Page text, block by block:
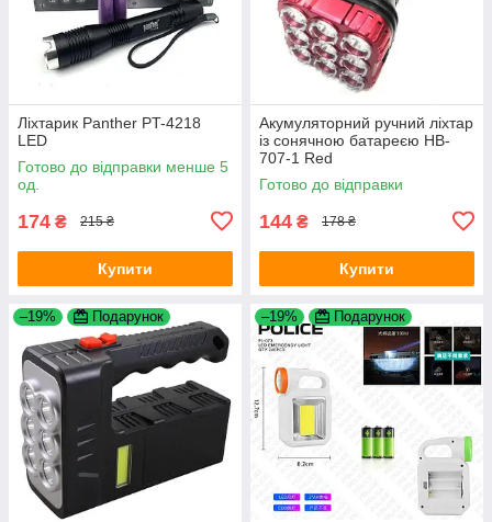
Ліхтарик Panther PT-4218
LED
Готово до відправки менше 5
од.
174 ₴ 215 ₴
Купити
Акумуляторний ручний ліхтар
із сонячною батареєю HB-
707-1 Red
Готово до відправки
144 ₴ 178 ₴
Купити
–19% Подарунок –19% Подарунок